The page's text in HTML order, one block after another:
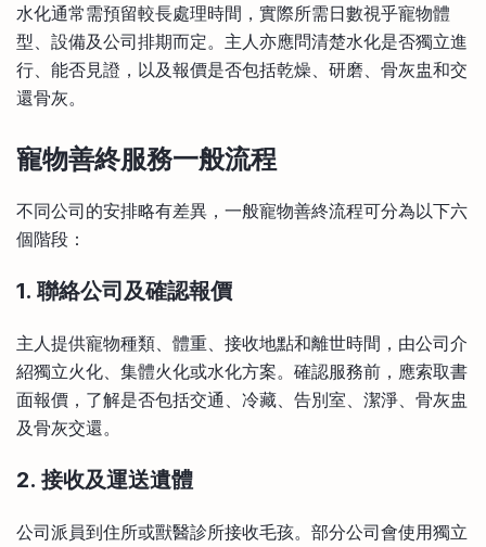
水化通常需預留較長處理時間，實際所需日數視乎寵物體
型、設備及公司排期而定。主人亦應問清楚水化是否獨立進
行、能否見證，以及報價是否包括乾燥、研磨、骨灰盅和交
還骨灰。
寵物善終服務一般流程
不同公司的安排略有差異，一般寵物善終流程可分為以下六
個階段：
1. 聯絡公司及確認報價
主人提供寵物種類、體重、接收地點和離世時間，由公司介
紹獨立火化、集體火化或水化方案。確認服務前，應索取書
面報價，了解是否包括交通、冷藏、告別室、潔淨、骨灰盅
及骨灰交還。
2. 接收及運送遺體
公司派員到住所或獸醫診所接收毛孩。部分公司會使用獨立